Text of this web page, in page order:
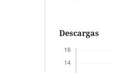
Descargas